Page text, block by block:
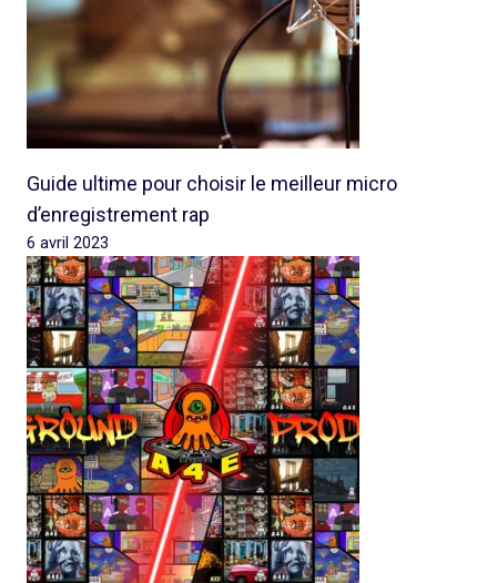
Guide ultime pour choisir le meilleur micro
d’enregistrement rap
6 avril 2023